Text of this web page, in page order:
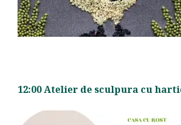
12:00 Atelier de sculpura cu